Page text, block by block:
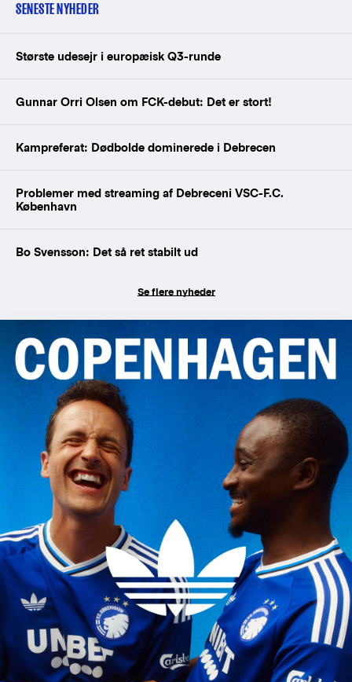
SENESTE NYHEDER
Største udesejr i europæisk Q3-runde
Gunnar Orri Olsen om FCK-debut: Det er stort!
Kampreferat: Dødbolde dominerede i Debrecen
Problemer med streaming af Debreceni VSC-F.C.
København
Bo Svensson: Det så ret stabilt ud
Se flere nyheder